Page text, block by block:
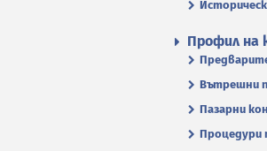
Профил на
Вътрешни
Пазарни
Процедури